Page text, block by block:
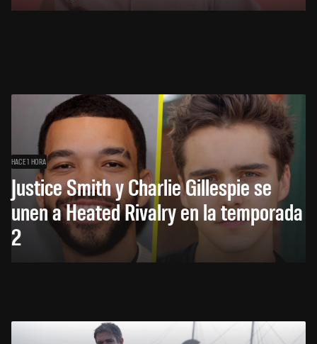
HACE 1 HORA
Justice Smith y Charlie Gillespie se
unen a Heated Rivalry en la temporada
2